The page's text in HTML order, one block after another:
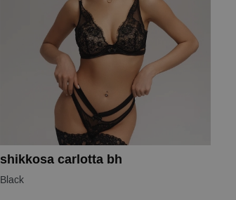
shikkosa carlotta bh
Black